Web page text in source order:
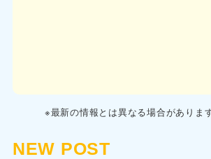
※最新の情報とは異なる場合がありま
NEW POST